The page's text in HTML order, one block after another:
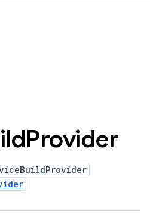
Provider